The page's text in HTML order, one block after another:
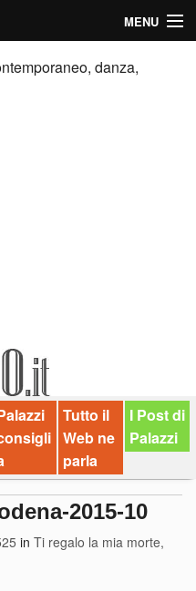
MENU
danza,
Tutto il
Web ne
parla
I Post di
Palazzi
2015-10
in Ti regalo la mia morte,